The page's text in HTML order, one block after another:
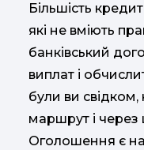
Більшість
які не вміють
банківський
виплат і
були ви
маршрут і
Оголошення є на